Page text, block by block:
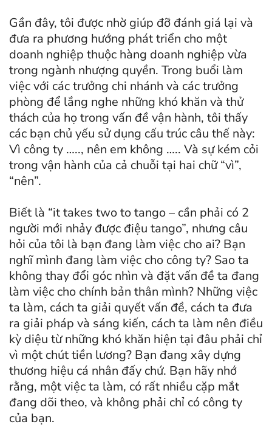
Gần đây, tôi được nhờ giúp đỡ đánh giá lại và
đưa ra phương hướng phát triển cho một
doanh nghiệp thuộc hàng doanh nghiệp vừa
trong ngành nhượng quyền. Trong buổi làm
việc với các trưởng chi nhánh và các trưởng
phòng để lắng nghe những khó khăn và thử
thách của họ trong vấn đề vận hành, tôi thấy
các bạn chủ yếu sử dụng cấu trúc câu thế này:
Vì công ty ….., nên em không ….. Và sự kém cỏi
trong vận hành của cả chuỗi tại hai chữ “vì”,
“nên”.
Biết là “it takes two to tango – cần phải có 2
người mới nhảy được điệu tango”, nhưng câu
hỏi của tôi là bạn đang làm việc cho ai? Bạn
nghĩ mình đang làm việc cho công ty? Sao ta
không thay đổi góc nhìn và đặt vấn đề ta đang
làm việc cho chính bản thân mình? Những việc
ta làm, cách ta giải quyết vấn đề, cách ta đưa
ra giải pháp và sáng kiến, cách ta làm nên điều
kỳ diệu từ những khó khăn hiện tại đâu phải chỉ
vì một chút tiền lương? Bạn đang xây dựng
thương hiệu cá nhân đấy chứ. Bạn hãy nhớ
rằng, một việc ta làm, có rất nhiều cặp mắt
đang dõi theo, và không phải chỉ có công ty
của bạn.